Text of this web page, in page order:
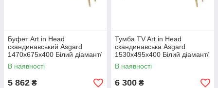
Буфет Art in Head
скандинавський Asgard
1470x675x400 Білий діамант/
Дуб крафт золотий
(AG01011200000)
В наявності
5 862 ₴
Тумба TV Art in Head
скандинавська Asgard
1530x495x400 Білий діамант/
Дуб крафт золотий
(AG08011200000)
В наявності
6 300 ₴